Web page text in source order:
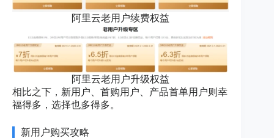
阿里云老用户续费权益
阿里云老用户升级权益
相比之下，新用户、首购用户、产品首单用户则幸
福得多，选择也多得多。
新用户购买攻略